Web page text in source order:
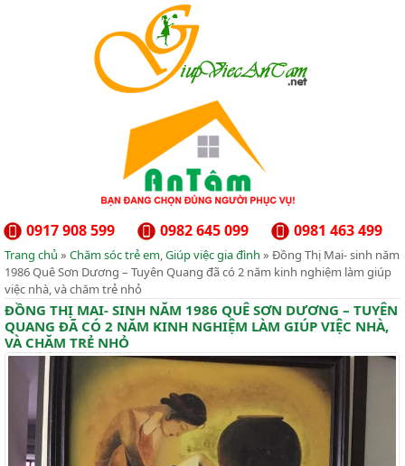
0981 463 499
0982 645 099
0917 908 599
Trang chủ » Chăm sóc trẻ em,Giúp việc gia đình » Đồng Thị Mai- sinh năm
1986 Quê Sơn Dương – Tuyên Quang đã có 2 năm kinh nghiệm làm giúp
việc nhà, và chăm trẻ nhỏ
ĐỒNG THỊ MAI- SINH NĂM 1986 QUÊ SƠN DƯƠNG – TUYÊN
QUANG ĐÃ CÓ 2 NĂM KINH NGHIỆM LÀM GIÚP VIỆC NHÀ,
VÀ CHĂM TRẺ NHỎ